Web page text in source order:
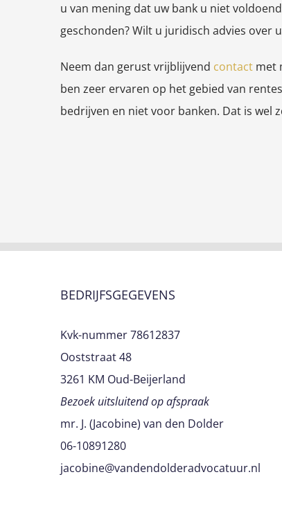
u van mening dat uw bank u niet
geschonden? Wilt u juridisch advies over
Neem dan gerust vrijblijvend contactmet
ben zeer ervaren op het gebied van
bedrijven en niet voor banken. Dat is wel
BEDRIJFSGEGEVENS
Kvk-nummer 78612837
Ooststraat 48
3261 KM Oud-Beijerland
Bezoek uitsluitend op afspraak
mr. J. (Jacobine) van den Dolder
06-10891280
jacobine@vandendolderadvocatuur.nl